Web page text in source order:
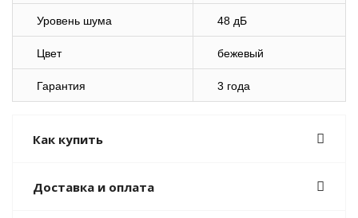
Уровень шума 48 дБ
Цвет бежевый
Гарантия 3 года
Как купить
Доставка и оплата